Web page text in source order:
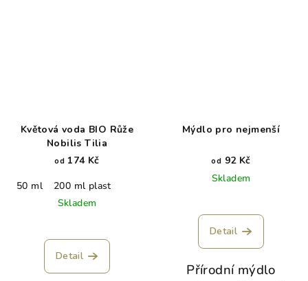
Květová voda BIO Růže
Nobilis Tilia
od 174 Kč
50 ml
200 ml plast
Skladem
Detail
Mýdlo pro nejmenší
od 92 Kč
Skladem
Detail
Přírodní mýdlo